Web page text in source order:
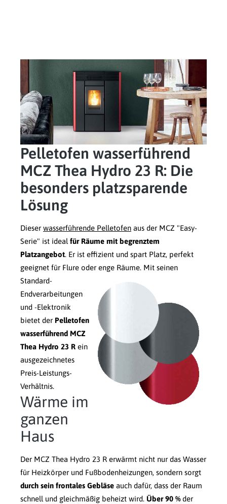
Pelletofen wasserführend
MCZ Thea Hydro 23 R: Die
besonders platzsparende
Lösung
Dieser wasserführende Pelletofen aus der MCZ "Easy-
Serie" ist idealfür Räume mit begrenztem
Platzangebot. Er ist effizient und spart Platz, perfekt
geeignet für Flure oder enge Räume. Mit seinen
Standard-
Endverarbeitungen
und -Elektronik
bietet der Pelletofen
wasserführend MCZ
Thea Hydro 23 R ein
ausgezeichnetes
Preis-Leistungs-
Verhältnis.
Wärme im
ganzen
Haus
Der MCZ Thea Hydro 23 R erwärmt nicht nur das Wasser
für Heizkörper und Fußbodenheizungen, sondern sorgt
durch sein frontales Gebläse auch dafür, dass der Raum
schnell und gleichmäßig beheizt wird. Über 90 %der